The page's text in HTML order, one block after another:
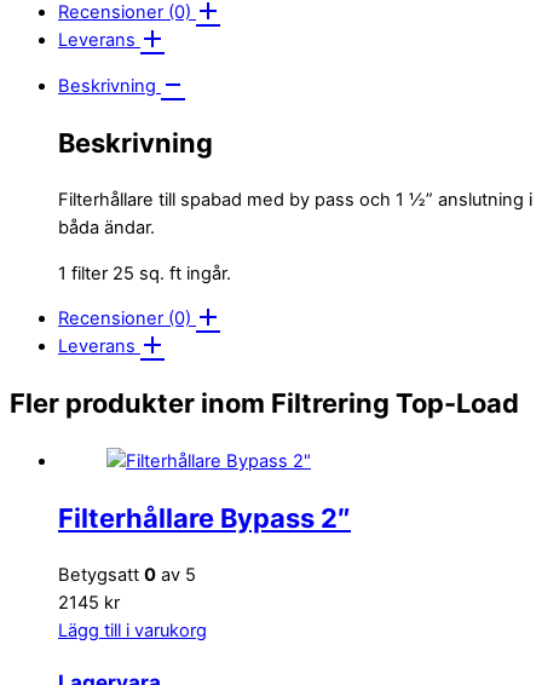
Recensioner (0)
Leverans
Beskrivning
Beskrivning
Filterhållare till spabad med by pass och 1 ½” anslutning i
båda ändar.
1 filter 25 sq. ft ingår.
Recensioner (0)
Leverans
Fler produkter inom Filtrering Top-Load
Filterhållare Bypass 2″
Betygsatt 0 av 5
2145 kr
Lägg till i varukorg